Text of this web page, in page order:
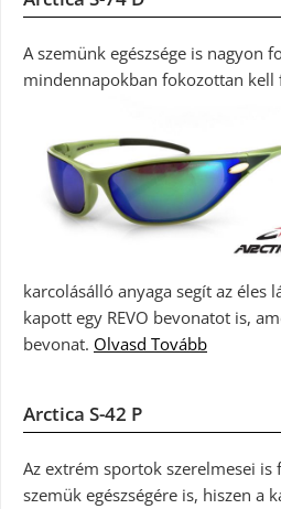
A szemünk egészsége is nagyon
mindennapokban fokozottan kell
karcolásálló anyaga segít az éles
kapott egy REVO bevonatot is,
bevonat. Olvasd Tovább
Arctica S-42 P
Az extrém sportok szerelmesei is
szemük egészségére is, hiszen a